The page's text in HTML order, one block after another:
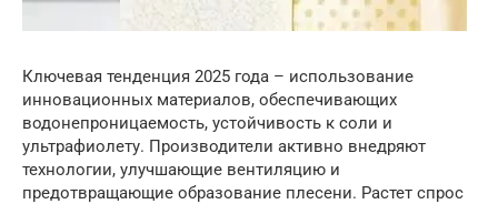
Ключевая тенденция 2025 года – использование
инновационных материалов, обеспечивающих
водонепроницаемость, устойчивость к соли и
ультрафиолету. Производители активно внедряют
технологии, улучшающие вентиляцию и
предотвращающие образование плесени. Растет спрос